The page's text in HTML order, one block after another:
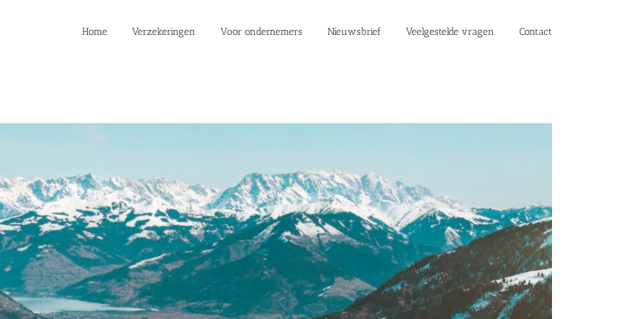
Home Verzekeringen Voor ondernemers Nieuwsbrief Veelgestelde vragen Contact